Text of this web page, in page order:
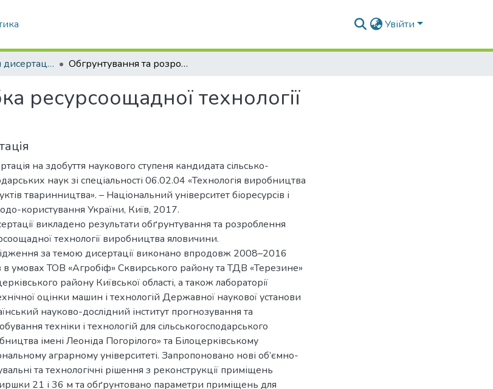
Увійти
Автореферати дисертацій та дисертації Обгрунтування та розробка ресурсоощадної технології виробництва яловичини
ресурсоощадної технології
на здобуття наукового ступеня кандидата сільсько-
наук зі спеціальності 06.02.04 «Технологія виробництва
тваринництва». – Національний університет біоресурсів і
користування України, Київ, 2017.
викладено результати обґрунтування та розроблення
технології виробництва яловичини.
за темою дисертації виконано впродовж 2008–2016
в умовах ТОВ «Агробіф» Сквирського району та ТДВ «Терезине»
району Київської області, а також лабораторії
оцінки машин і технологій Державної наукової установи
науково-дослідний інститут прогнозування та
техніки і технологій для сільськогосподарського
імені Леоніда Погорілого» та Білоцерківському
аграрному університеті. Запропоновано нові об’ємно-
та технологічні рішення з реконструкції приміщень
21 і 36 м та обґрунтовано параметри приміщень для